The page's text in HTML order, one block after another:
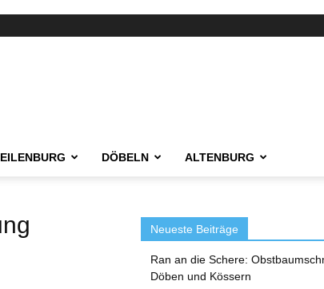
DÖBELN ALTENBURG
Neueste Beiträge
Ran an die Schere:
Döben und Kössern